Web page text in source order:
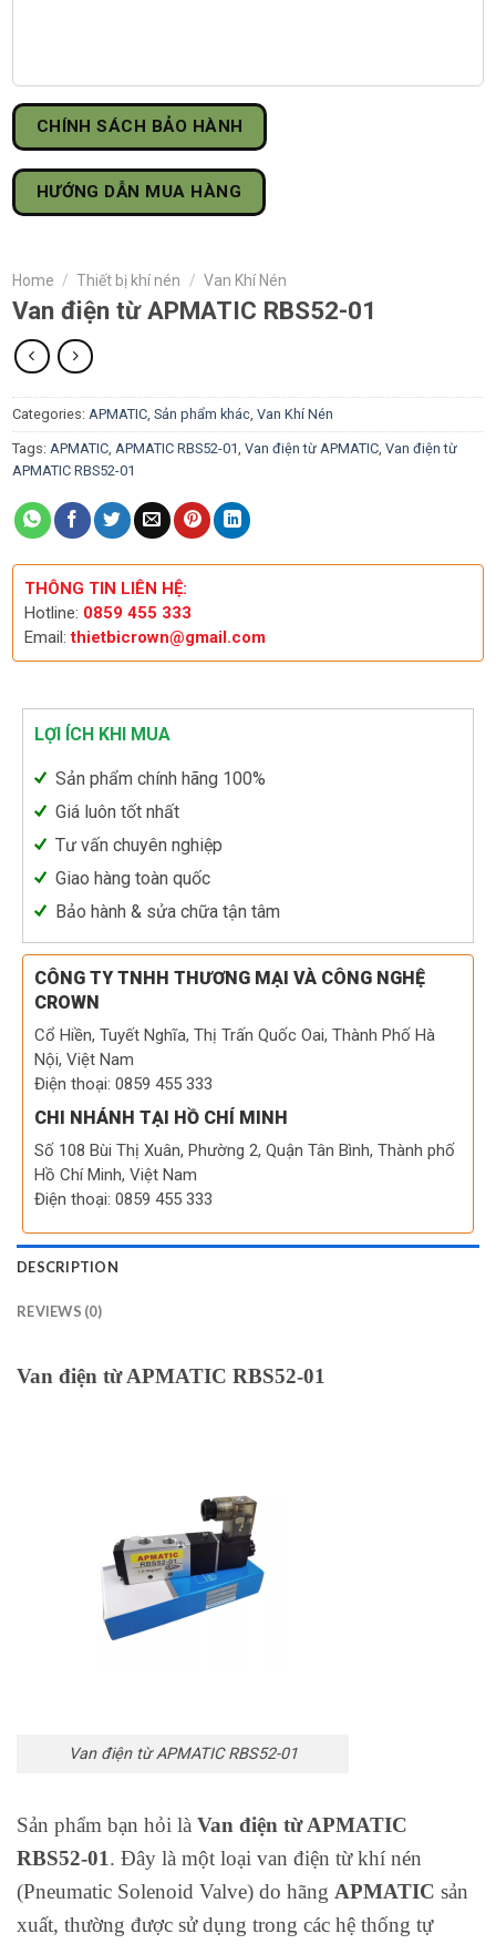
CHÍNH SÁCH BẢO HÀNH
HƯỚNG DẪN MUA HÀNG
Home / Thiết bị khí nén / Van Khí Nén
Van điện từ APMATIC RBS52-01
Categories: APMATIC, Sản phẩm khác, Van Khí Nén
Tags: APMATIC, APMATIC RBS52-01, Van điện từ APMATIC, Van điện từ
APMATIC RBS52-01
THÔNG TIN LIÊN HỆ:
Hotline: 0859 455 333
Email:thietbicrown@gmail.com
LỢI ÍCH KHI MUA
Sản phẩm chính hãng 100%
Giá luôn tốt nhất
Tư vấn chuyên nghiệp
Giao hàng toàn quốc
Bảo hành & sửa chữa tận tâm
CÔNG TY TNHH THƯƠNG MẠI VÀ CÔNG NGHỆ
CROWN
Cổ Hiền, Tuyết Nghĩa, Thị Trấn Quốc Oai, Thành Phố Hà
Nội, Việt Nam
Điện thoại: 0859 455 333
CHI NHÁNH TẠI HỒ CHÍ MINH
Số 108 Bùi Thị Xuân, Phường 2, Quận Tân Bình, Thành phố
Hồ Chí Minh, Việt Nam
Điện thoại: 0859 455 333
DESCRIPTION
REVIEWS (0)
Van điện từ APMATIC RBS52-01
Van điện từ APMATIC RBS52-01
Sản phẩm bạn hỏi là Van điện từ APMATIC
RBS52-01. Đây là một loại van điện từ khí nén
(Pneumatic Solenoid Valve) do hãng APMATIC sản
xuất, thường được sử dụng trong các hệ thống tự